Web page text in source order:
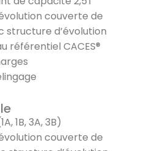
couverte de
structure d’évolution
référentiel CACES®
1B, 3A, 3B)
couverte de